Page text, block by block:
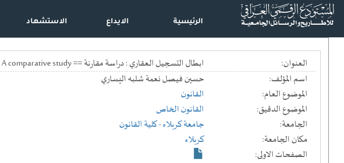
الرئيسية الايداع الاستشهاد
العنوان:
ابطال التسجيل العقاري : دراسة مقارنة == Revocation of real estate registration: A comparative study
اسم المؤلف:
حسين فيصل نعمة شلبه اليساري
الموضوع العام:
القانون
الموضوع الدقيق:
القانون الخاص
الجامعة:
جامعة كربلاء- كلية القانون
مكان الجامعة:
كربلاء
الصفحات الاولى: